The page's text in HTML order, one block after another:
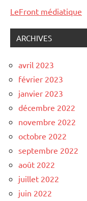
LeFront médiatique
ARCHIVES
avril 2023
février 2023
janvier 2023
décembre 2022
novembre 2022
octobre 2022
septembre 2022
août 2022
juillet 2022
juin 2022